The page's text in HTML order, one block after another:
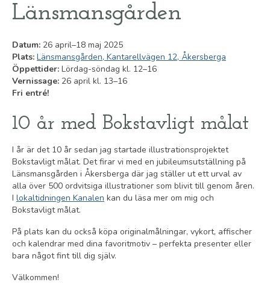
Länsmansgården
Datum: 26 april–18 maj 2025
Plats: Länsmansgården, Kantarellvägen 12, Åkersberga
Öppettider: Lördag-söndag kl. 12–16
Vernissage: 26 april kl. 13–16
Fri entré!
10 år med Bokstavligt målat
I år är det 10 år sedan jag startade illustrationsprojektet
Bokstavligt målat. Det firar vi med en jubileumsutställning på
Länsmansgården i Åkersberga där jag ställer ut ett urval av
alla över 500 ordvitsiga illustrationer som blivit till genom åren.
I lokaltidningen Kanalen kan du läsa mer om mig och
Bokstavligt målat.
På plats kan du också köpa originalmålningar, vykort, affischer
och kalendrar med dina favoritmotiv – perfekta presenter eller
bara något fint till dig själv.
Välkommen!